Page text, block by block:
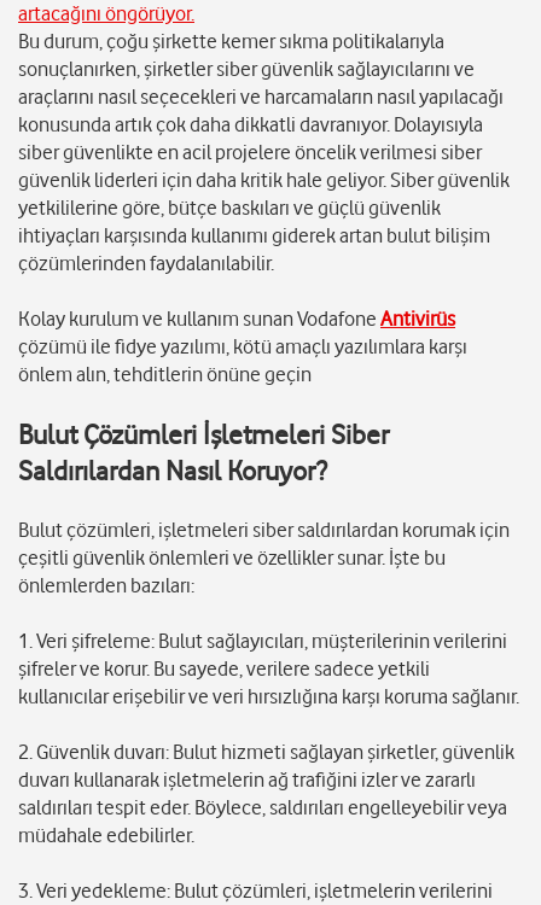
artacağını öngörüyor.
Bu durum, çoğu şirkette kemer sıkma politikalarıyla
sonuçlanırken, şirketler siber güvenlik sağlayıcılarını ve
araçlarını nasıl seçecekleri ve harcamaların nasıl yapılacağı
konusunda artık çok daha dikkatli davranıyor. Dolayısıyla
siber güvenlikte en acil projelere öncelik verilmesi siber
güvenlik liderleri için daha kritik hale geliyor. Siber güvenlik
yetkililerine göre, bütçe baskıları ve güçlü güvenlik
ihtiyaçları karşısında kullanımı giderek artan bulut bilişim
çözümlerinden faydalanılabilir.
Kolay kurulum ve kullanım sunan Vodafone Antivirüs
çözümü ile fidye yazılımı, kötü amaçlı yazılımlara karşı
önlem alın, tehditlerin önüne geçin
Bulut Çözümleri İşletmeleri Siber
Saldırılardan Nasıl Koruyor?
Bulut çözümleri, işletmeleri siber saldırılardan korumak için
çeşitli güvenlik önlemleri ve özellikler sunar. İşte bu
önlemlerden bazıları:
1. Veri şifreleme: Bulut sağlayıcıları, müşterilerinin verilerini
şifreler ve korur. Bu sayede, verilere sadece yetkili
kullanıcılar erişebilir ve veri hırsızlığına karşı koruma sağlanır.
2. Güvenlik duvarı: Bulut hizmeti sağlayan şirketler, güvenlik
duvarı kullanarak işletmelerin ağ trafiğini izler ve zararlı
saldırıları tespit eder. Böylece, saldırıları engelleyebilir veya
müdahale edebilirler.
3. Veri yedekleme: Bulut çözümleri, işletmelerin verilerini